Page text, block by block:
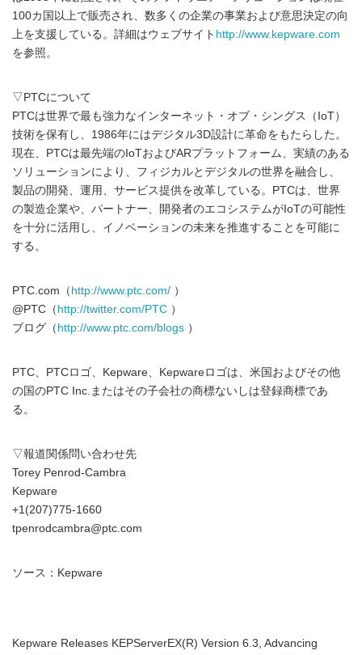
100カ国以上で販売され、数多くの企業の事業および意思決定の向
上を支援している。詳細はウェブサイト http://www.kepware.com
を参照。
▽PTCについて
PTCは世界で最も強力なインターネット・オブ・シングス（IoT）
技術を保有し、1986年にはデジタル3D設計に革命をもたらした。
現在、PTCは最先端のIoTおよびARプラットフォーム、実績のある
ソリューションにより、フィジカルとデジタルの世界を融合し、
製品の開発、運用、サービス提供を改革している。PTCは、世界
の製造企業や、パートナー、開発者のエコシステムがIoTの可能性
を十分に活用し、イノベーションの未来を推進することを可能に
する。
PTC.com（ http://www.ptc.com/ ）
@PTC（ http://twitter.com/PTC ）
ブログ（ http://www.ptc.com/blogs ）
PTC、PTCロゴ、Kepware、Kepwareロゴは、米国およびその他
の国のPTC Inc.またはその子会社の商標ないしは登録商標であ
る。
▽報道関係問い合わせ先
Torey Penrod-Cambra
Kepware
+1(207)775-1660
tpenrodcambra@ptc.com
ソース：Kepware
Kepware Releases KEPServerEX(R) Version 6.3, Advancing